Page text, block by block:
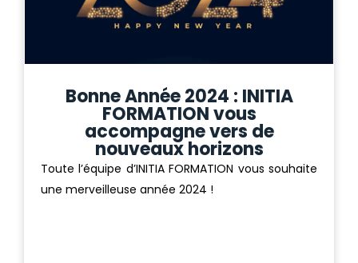
Bonne Année 2024 : INITIA
FORMATION vous
accompagne vers de
nouveaux horizons
Toute l’équipe d’INITIA FORMATION vous souhaite
une merveilleuse année 2024 !